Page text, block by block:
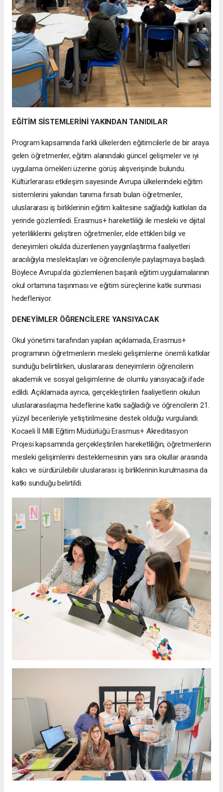
EĞİTİM SİSTEMLERİNİ YAKINDAN TANIDILAR
Program kapsamında farklı ülkelerden eğitimcilerle de bir araya
gelen öğretmenler, eğitim alanındaki güncel gelişmeler ve iyi
uygulama örnekleri üzerine görüş alışverişinde bulundu.
Kültürlerarası etkileşim sayesinde Avrupa ülkelerindeki eğitim
sistemlerini yakından tanıma fırsatı bulan öğretmenler,
uluslararası iş birliklerinin eğitim kalitesine sağladığı katkıları da
yerinde gözlemledi. Erasmus+ hareketliliği ile mesleki ve dijital
yeterliliklerini geliştiren öğretmenler, elde ettikleri bilgi ve
deneyimleri okulda düzenlenen yaygınlaştırma faaliyetleri
aracılığıyla meslektaşları ve öğrencileriyle paylaşmaya başladı.
Böylece Avrupa’da gözlemlenen başarılı eğitim uygulamalarının
okul ortamına taşınması ve eğitim süreçlerine katkı sunması
hedefleniyor.
DENEYİMLER ÖĞRENCİLERE YANSIYACAK
Okul yönetimi tarafından yapılan açıklamada, Erasmus+
programının öğretmenlerin mesleki gelişimlerine önemli katkılar
sunduğu belirtilirken, uluslararası deneyimlerin öğrencilerin
akademik ve sosyal gelişimlerine de olumlu yansıyacağı ifade
edildi. Açıklamada ayrıca, gerçekleştirilen faaliyetlerin okulun
uluslararasılaşma hedeflerine katkı sağladığı ve öğrencilerin 21.
yüzyıl becerileriyle yetiştirilmesine destek olduğu vurgulandı.
Kocaeli İl Millî Eğitim Müdürlüğü Erasmus+ Akreditasyon
Projesi kapsamında gerçekleştirilen hareketliliğin, öğretmenlerin
mesleki gelişimlerini desteklemesinin yanı sıra okullar arasında
kalıcı ve sürdürülebilir uluslararası iş birliklerinin kurulmasına da
katkı sunduğu belirtildi.